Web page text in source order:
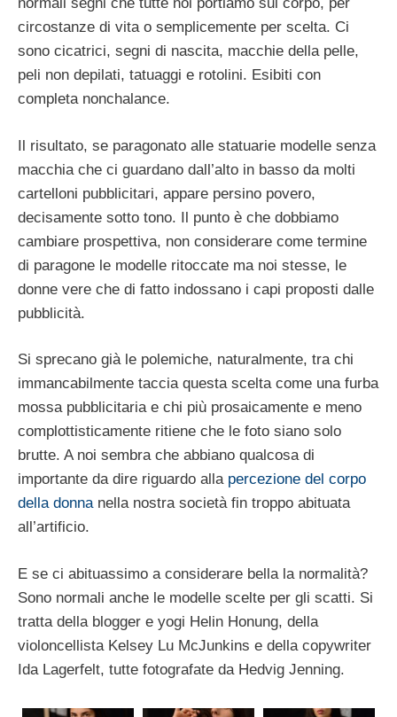
normali segni che tutte noi portiamo sul corpo, per
circostanze di vita o semplicemente per scelta. Ci
sono cicatrici, segni di nascita, macchie della pelle,
peli non depilati, tatuaggi e rotolini. Esibiti con
completa nonchalance.
Il risultato, se paragonato alle statuarie modelle senza
macchia che ci guardano dall’alto in basso da molti
cartelloni pubblicitari, appare persino povero,
decisamente sotto tono. Il punto è che dobbiamo
cambiare prospettiva, non considerare come termine
di paragone le modelle ritoccate ma noi stesse, le
donne vere che di fatto indossano i capi proposti dalle
pubblicità.
Si sprecano già le polemiche, naturalmente, tra chi
immancabilmente taccia questa scelta come una furba
mossa pubblicitaria e chi più prosaicamente e meno
complottisticamente ritiene che le foto siano solo
brutte. A noi sembra che abbiano qualcosa di
importante da dire riguardo alla percezione del corpo
della donnanella nostra società fin troppo abituata
all’artificio.
E se ci abituassimo a considerare bella la normalità?
Sono normali anche le modelle scelte per gli scatti. Si
tratta della blogger e yogi Helin Honung, della
violoncellista Kelsey Lu McJunkins e della copywriter
Ida Lagerfelt, tutte fotografate da Hedvig Jenning.